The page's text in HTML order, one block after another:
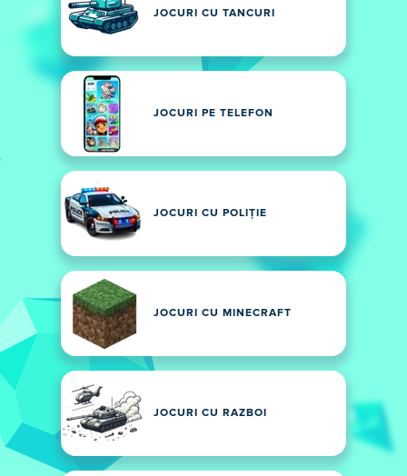
JOCURI CU TANCURI
JOCURI PE TELEFON
JOCURI CU POLIȚIE
JOCURI CU MINECRAFT
JOCURI CU RAZBOI